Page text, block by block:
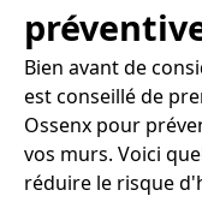
Bien avant de
est conseillé de
Ossenx pour
vos murs. Voici
réduire le risque